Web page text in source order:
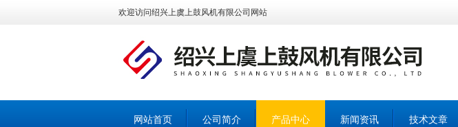
欢迎访问绍兴上虞上鼓风机有限公司网站
网站首页 公司简介 产品中心 新闻资讯 技术文章